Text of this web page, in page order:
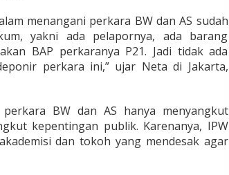
menangani perkara BW dan AS sudah
yakni ada pelapornya, ada barang
BAP perkaranya P21. Jadi tidak ada
perkara ini,” ujar Neta di Jakarta,
BW dan AS hanya menyangkut
kepentingan publik. Karenanya, IPW
dan tokoh yang mendesak agar